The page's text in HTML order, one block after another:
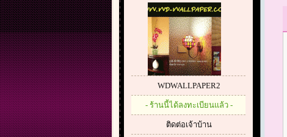
WDWALLPAPER2
- ร้านนี้ได้ลงทะเบียนแล้ว -
ติดต่อเจ้าบ้าน